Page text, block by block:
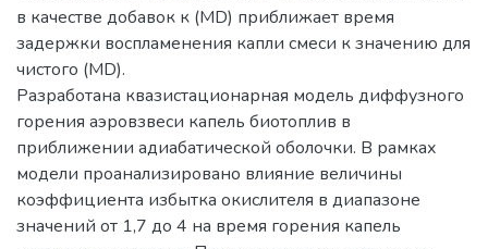
в качестве добавок к (MD) приближает время
задержки воспламенения капли смеси к значению для
чистого (MD).
Разработана квазистационарная модель диффузного
горения аэровзвеси капель биотоплив в
приближении адиабатической оболочки. В рамках
модели проанализировано влияние величины
коэффициента избытка окислителя в диапазоне
значений от 1,7 до 4 на время горения капель